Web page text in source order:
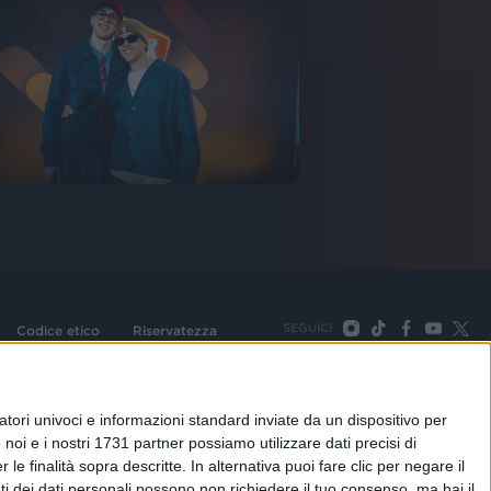
univoci e informazioni standard inviate da un dispositivo per
e i nostri 1731 partner possiamo utilizzare dati precisi di
le finalità sopra descritte. In alternativa puoi fare clic per negare il
Codice etico Riservatezza SEGUICI
Cologno Monzese (Mi) |Tel. +39 02 254441 | Fax +39
TORNA SU